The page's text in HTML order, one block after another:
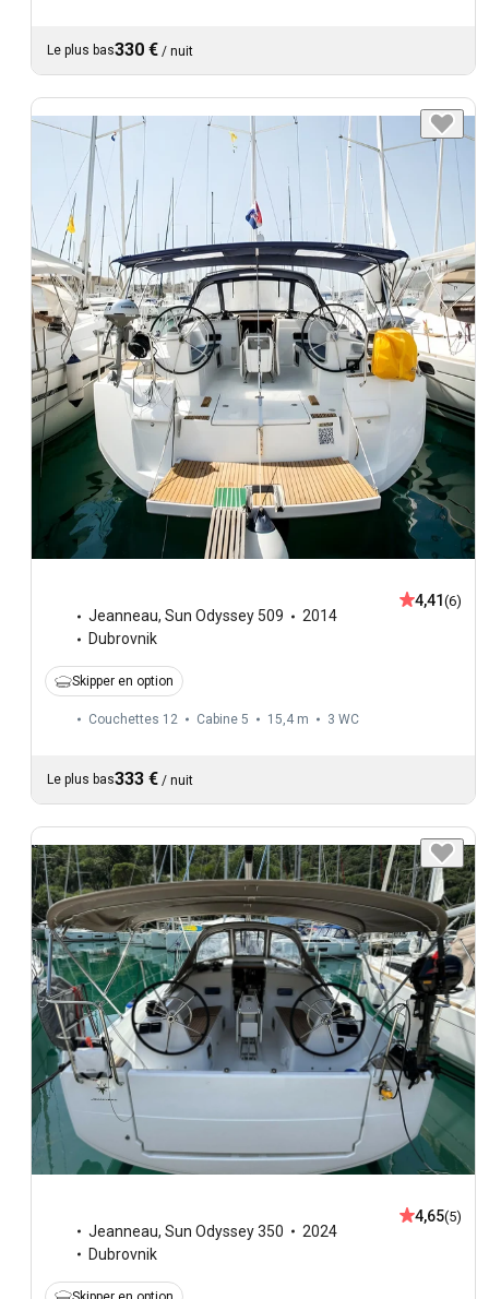
Le plus bas330 € / nuit
Jeanneau, Sun Odyssey 509
2014
Dubrovnik
4,41 (6)
Skipper en option
Couchettes 12 Cabine 5 15,4 m 3 WC
Le plus bas333 € / nuit
Jeanneau, Sun Odyssey 350
2024
Dubrovnik
4,65(5)